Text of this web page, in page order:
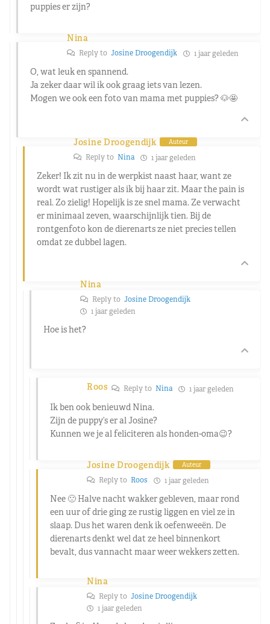
puppies er zijn?
Nina
Reply to Josine Droogendijk 1 jaar geleden
O, wat leuk en spannend.
Ja zeker daar wil ik ook graag iets van lezen.
Mogen we ook een foto van mama met puppies? 🐶🤩
Josine Droogendijk Auteur
Reply to Nina 1 jaar geleden
Zeker! Ik zit nu in de werpkist naast haar, want ze
wordt wat rustiger als ik bij haar zit. Maar the pain is
real. Zo zielig! Hopelijk is ze snel mama. Ze verwacht
er minimaal zeven, waarschijnlijk tien. Bij de
rontgenfoto kon de dierenarts ze niet precies tellen
omdat ze dubbel lagen.
Nina
Reply to Josine Droogendijk
1 jaar geleden
Hoe is het?
Roos Reply to Nina 1 jaar geleden
Ik ben ook benieuwd Nina.
Zijn de puppy’s er al Josine?
Kunnen we je al feliciteren als honden-oma😉?
Josine Droogendijk Auteur
Reply to Roos 1 jaar geleden
Nee 🙁 Halve nacht wakker gebleven, maar rond
een uur of drie ging ze rustig liggen en viel ze in
slaap. Dus het waren denk ik oefenweeën. De
dierenarts denkt wel dat ze heel binnenkort
bevalt, dus vannacht maar weer wekkers zetten.
Nina
Reply to Josine Droogendijk
1 jaar geleden